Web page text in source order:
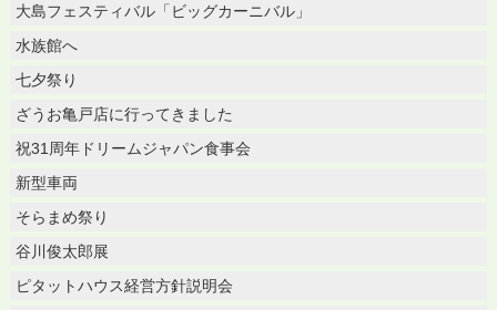
大島フェスティバル「ビッグカーニバル」
水族館へ
七夕祭り
ざうお亀戸店に行ってきました
祝31周年ドリームジャパン食事会
新型車両
そらまめ祭り
谷川俊太郎展
ピタットハウス経営方針説明会